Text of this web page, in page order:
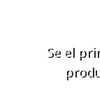
Se el